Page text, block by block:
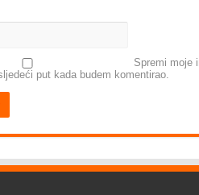
Spremi moje
put kada budem komentirao.